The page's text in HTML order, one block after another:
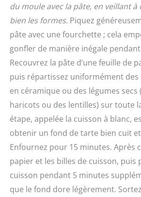
du moule avec la pâte, en veillant à
bien les formes. Piquez
pâte avec une fourchette ; cela
gonfler de manière inégale
Recouvrez la pâte d’une feuille de
puis répartissez uniformément des
en céramique ou des légumes secs
haricots ou des lentilles) sur toute
étape, appelée la cuisson à blanc,
obtenir un fond de tarte bien cuit
Enfournez pour 15 minutes. Après
papier et les billes de cuisson, puis
cuisson pendant 5 minutes
que le fond dore légèrement.